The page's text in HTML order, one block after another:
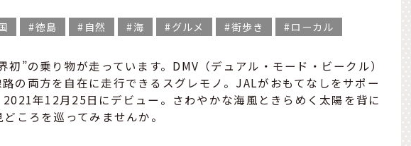
徳島 自然 海 グルメ 街歩き ローカル
初”の乗り物が走っています。DMV（デュアル・モード・ビークル）
の両方を自在に走行できるスグレモノ。JALがおもてなしをサポー
2021年12月25日にデビュー。さわやかな海風ときらめく太陽を背に
ころを巡ってみませんか。